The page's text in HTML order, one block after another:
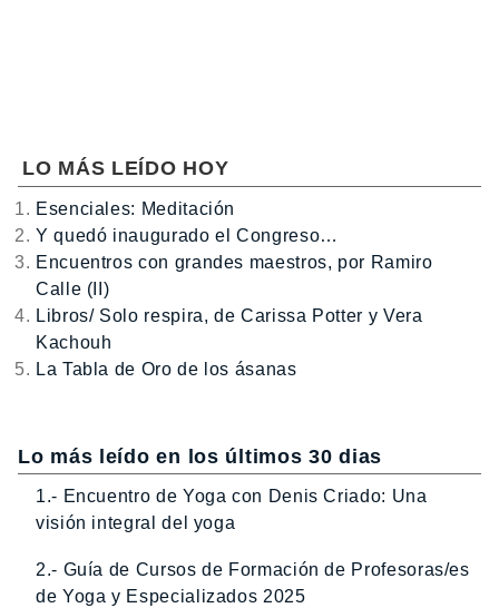
LO MÁS LEÍDO HOY
Esenciales: Meditación
Y quedó inaugurado el Congreso…
Encuentros con grandes maestros, por Ramiro
Calle (II)
Libros/ Solo respira, de Carissa Potter y Vera
Kachouh
La Tabla de Oro de los ásanas
Lo más leído en los últimos 30 dias
1.- Encuentro de Yoga con Denis Criado: Una
visión integral del yoga
2.- Guía de Cursos de Formación de Profesoras/es
de Yoga y Especializados 2025